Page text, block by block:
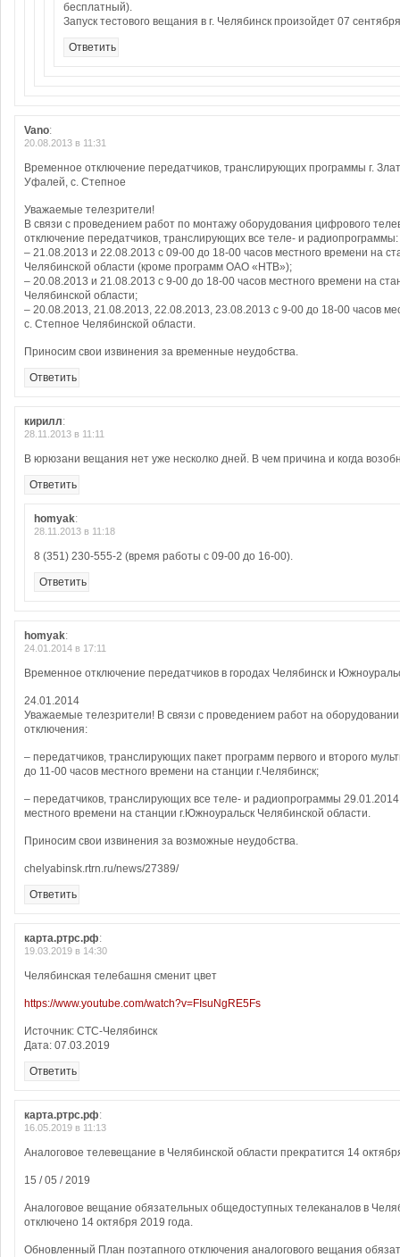
бесплатный).
Запуск тестового вещания в г. Челябинск произойдет 07
Ответить
Vano:
20.08.2013 в 11:31
Временное отключение передатчиков, транслирующих программы г.
Уфалей, с. Степное
Уважаемые телезрители!
В связи с проведением работ по монтажу оборудования цифрового
отключение передатчиков, транслирующих все теле- и радиопрограммы:
– 21.08.2013 и 22.08.2013 с 09-00 до 18-00 часов местного времени на
Челябинской области (кроме программ ОАО «НТВ»);
– 20.08.2013 и 21.08.2013 с 9-00 до 18-00 часов местного времени на
Челябинской области;
– 20.08.2013, 21.08.2013, 22.08.2013, 23.08.2013 с 9-00 до 18-00 часов
с. Степное Челябинской области.
Приносим свои извинения за временные неудобства.
Ответить
кирилл:
28.11.2013 в 11:11
В юрюзани вещания нет уже несколко дней. В чем причина и когда
Ответить
homyak:
28.11.2013 в 11:18
8 (351) 230-555-2 (время работы с 09-00 до 16-00).
Ответить
homyak:
24.01.2014 в 17:11
Временное отключение передатчиков в городах Челябинск и
24.01.2014
Уважаемые телезрители! В связи с проведением работ на
отключения:
– передатчиков, транслирующих пакет программ первого и второго
до 11-00 часов местного времени на станции г.Челябинск;
– передатчиков, транслирующих все теле- и радиопрограммы
местного времени на станции г.Южноуральск Челябинской области.
Приносим свои извинения за возможные неудобства.
chelyabinsk.rtrn.ru/news/27389/
Ответить
карта.ртрс.рф:
19.03.2019 в 14:30
Челябинская телебашня сменит цвет
https://www.youtube.com/watch?v=FIsuNgRE5Fs
Источник: СТС-Челябинск
Дата: 07.03.2019
Ответить
карта.ртрс.рф:
16.05.2019 в 11:13
Аналоговое телевещание в Челябинской области прекратится 14
15 / 05 / 2019
Аналоговое вещание обязательных общедоступных телеканалов в
отключено 14 октября 2019 года.
Обновленный План поэтапного отключения аналогового вещания